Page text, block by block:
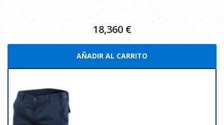
18,360 €
AÑADIR AL CARRITO